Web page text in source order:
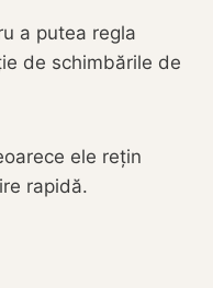
a putea regla
de schimbările de
ele rețin
rapidă.